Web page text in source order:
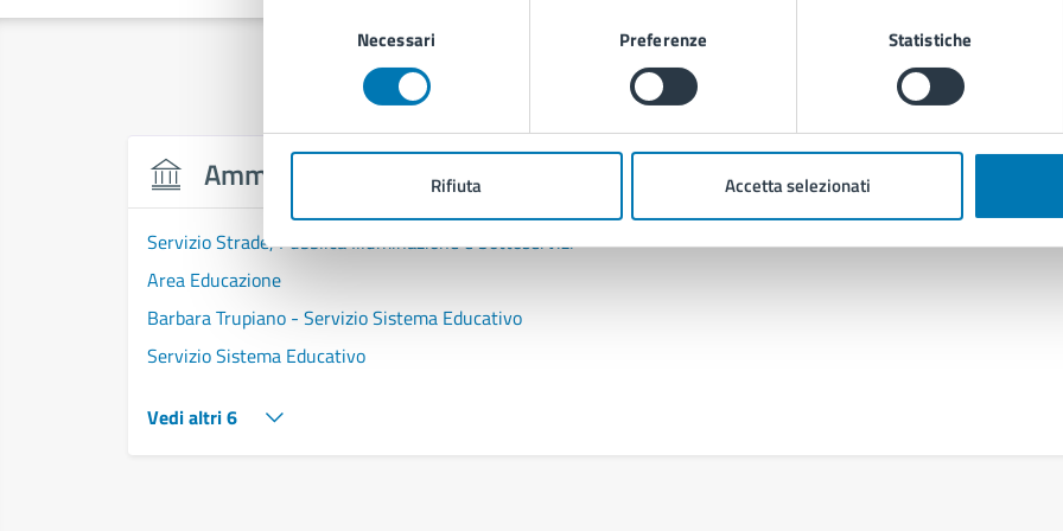
Selezione
Necessari Preferenze Statistiche
Rifiuta Accetta selezionati
Contenuti correlati
Amministrazione
Servizio Strade, Pubblica Illuminazione e Sottoservizi
Area Educazione
Barbara Trupiano - Servizio Sistema Educativo
Servizio Sistema Educativo
Vedi altri 6